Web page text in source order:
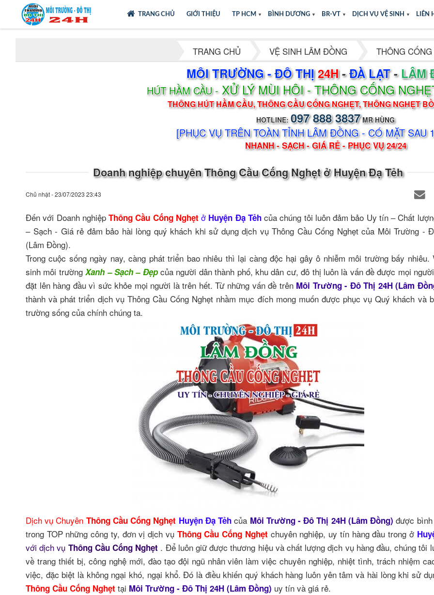
TRANG CHỦ GIỚI THIỆU TP HCM ▼ BÌNH DƯƠNG ▼ BR-VT ▼ DỊCH VỤ VỆ SINH ▼ LIÊN
TRANG CHỦ VỆ SINH LÂM ĐỒNG THÔNG
MÔI TRƯỜNG - ĐÔ THỊ24H-ĐÀ LẠT-LÂM
HÚT HẦM CẦU - XỬ LÝ MÙI HÔI - THÔNG CỐNG
THÔNG HÚT HẦM CẦU, THÔNG CẦU CỐNG NGHẸT, THÔNG NGHẸT
HOTLINE:097 888 3837MR HÙNG
[PHỤC VỤ TRÊN TOÀN TỈNH LÂM ĐỒNG - CÓ MẶT SAU
NHANH - SẠCH - GIÁ RẺ - PHỤC VỤ 24/24
Doanh nghiệp chuyên Thông Cầu Cống Nghẹt ở Huyện Đạ Tẻh
Chủ nhật - 23/07/2023 23:43
Đến với Doanh nghiệp Thông Cầu Cống Nghẹt ở Huyện Đạ Tẻh của chúng tôi luôn đảm bảo Uy tín – Chất
– Sạch - Giá rẻ đảm bảo hài lòng quý khách khi sử dụng dịch vụ Thông Cầu Cống Nghẹt của Môi Trường -
(Lâm Đồng).
Trong cuộc sống ngày nay, càng phát triển bao nhiêu thì lại càng độc hại gây ô nhiễm môi trường bấy nhiêu.
sinh môi trườngXanh – Sạch – Đẹpcủa người dân thành phố, khu dân cư, đô thị luôn là vấn đề được mọi
đặt lên hàng đầu vì sức khỏe mọi người là trên hết. Từ những vấn đề trên Môi Trường - Đô Thị 24H (Lâm
thành và phát triển dịch vụ Thông Cầu Cống Nghẹt nhầm mục đích mong muốn được phục vụ Quý khách và
trường sống của chính chúng ta.
Dịch vụ Chuyên Thông Cầu Cống Nghẹt Huyện Đạ Tẻhcủa Môi Trường - Đô Thị 24H (Lâm Đồng)được
trong TOP những công ty, đơn vị dịch vụ Thông Cầu Cống Nghẹt chuyên nghiệp, uy tín hàng đầu trong ở
với dịch vụ Thông Cầu Cống Nghẹt . Để luôn giữ được thương hiệu và chất lượng dịch vụ hàng đầu, chúng tôi
về trang thiết bị, công nghệ mới, đào tạo đội ngũ nhân viên làm việc chuyên nghiệp, nhiệt tình, trách nhiệm
việc, đặc biệt là không ngại khó, ngại khổ. Đó là điều khiến quý khách hàng luôn yên tâm và hài lòng khi sử
Thông Cầu Cống Nghẹt tại Môi Trường - Đô Thị 24H (Lâm Đồng) uy tín và giá rẻ.